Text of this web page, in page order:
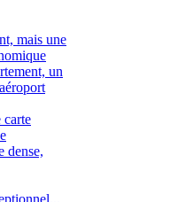
mais une
un
carte
dense,